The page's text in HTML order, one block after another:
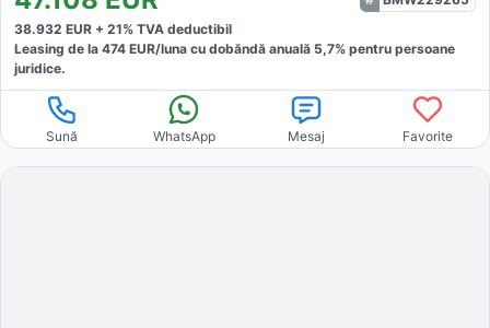
38.932 EUR + 21% TVA deductibil
Leasing de la 474 EUR/luna cu dobăndă anuală 5,7% pentru persoane
juridice.
Sună WhatsApp Mesaj Favorite